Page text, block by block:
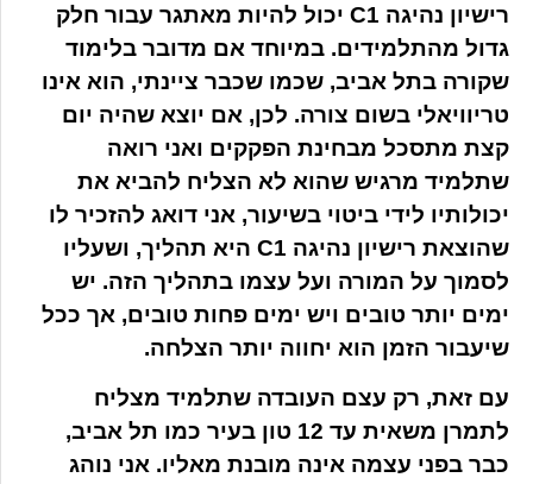
רישיון נהיגה C1 יכול להיות מאתגר עבור חלק
גדול מהתלמידים. במיוחד אם מדובר בלימוד
שקורה בתל אביב, שכמו שכבר ציינתי, הוא אינו
טריוויאלי בשום צורה. לכן, אם יוצא שהיה יום
קצת מתסכל מבחינת הפקקים ואני רואה
שתלמיד מרגיש שהוא לא הצליח להביא את
יכולותיו לידי ביטוי בשיעור, אני דואג להזכיר לו
שהוצאת רישיון נהיגה C1 היא תהליך, ושעליו
לסמוך על המורה ועל עצמו בתהליך הזה. יש
ימים יותר טובים ויש ימים פחות טובים, אך ככל
שיעבור הזמן הוא יחווה יותר הצלחה.
עם זאת, רק עצם העובדה שתלמיד מצליח
לתמרן משאית עד 12 טון בעיר כמו תל אביב,
כבר בפני עצמה אינה מובנת מאליו. אני נוהג